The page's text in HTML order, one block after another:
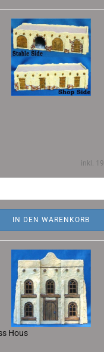
inkl.
IN DEN WARENKORB
Hous